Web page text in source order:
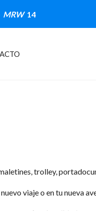
MRW 14
trolley,
viaje o en tu nueva